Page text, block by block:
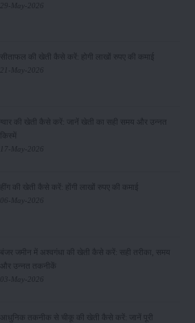
29-May-2026
सीताफल की खेती कैसे करें: होगी लाखों रुपए की कमाई
21-May-2026
ग्वार की खेती कैसे करें: जानें खेती का सही समय और उन्नत
किस्में
17-May-2026
हींग की खेती कैसे करें: होंगी लाखों रुपए की कमाई
06-May-2026
बंजर जमीन में अश्वगंधा की खेती कैसे करें: सही तरीका, समय
और उन्नत तकनीकें
03-May-2026
आधुनिक तकनीक से चीकू की खेती कैसे करें: जानें पूरी